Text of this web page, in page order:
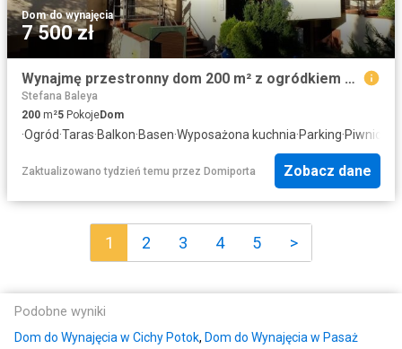
Dom·do wynajęcia
7 500 zł
Wynajmę przestronny dom 200 m² z ogródkiem w Warszawie
Stefana Baleya
200 m²5 PokojeDom
·Ogród·Taras·Balkon·Basen·Wyposażona kuchnia·Parking·Piwnica
Zaktualizowano tydzień temu przez Domiporta Zobacz dane
1 2 3 4 5 >
Podobne wyniki
Dom do Wynajęcia w Cichy Potok, Dom do Wynajęcia w Pasaż